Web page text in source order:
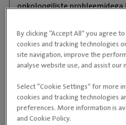
onkoloogiliste
onkoloogilise internatuuri
teadmisi vähi diagnostika ja
onkoloogia valdkonnas, olles
tegeleb aktiivselt
selleks, et pakkuda igale
By clicking “Accept All” you agree
cookies and tracking technologies
site navigation, improve the
analyse website use, and assist
Select “Cookie Settings” for more
cookies and tracking technologies
preferences. More information is
and Cookie Policy.